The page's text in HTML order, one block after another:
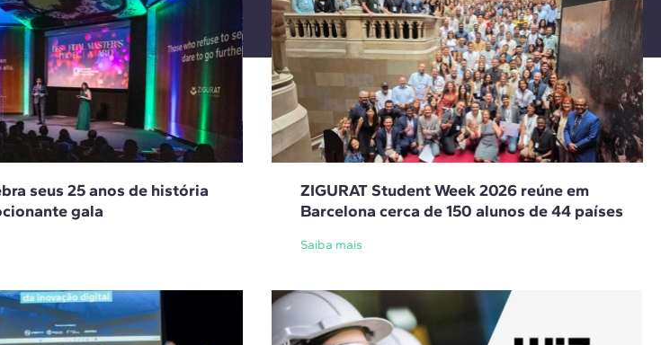
seus 25 anos de história
gala
ZIGURAT Student Week 2026 reúne em
Barcelona cerca de 150 alunos de 44 países
Saiba mais